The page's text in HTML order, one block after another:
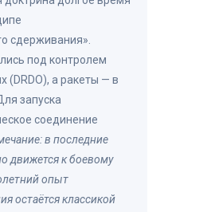
сдерживания».
под контролем
(DRDO), а ракеты — в
запуска
соединение
в последние
движется к боевому
опыт
остаётся классикой